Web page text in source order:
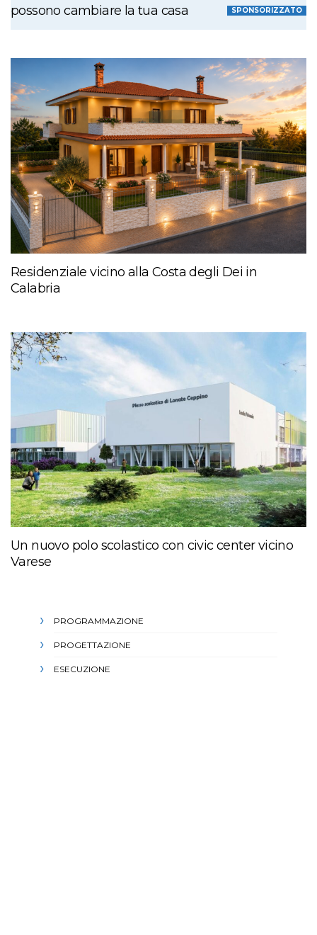
possono cambiare la tua casa
SPONSORIZZATO
Residenziale vicino alla Costa degli Dei in
Calabria
Un nuovo polo scolastico con civic center vicino
Varese
PROGRAMMAZIONE
PROGETTAZIONE
ESECUZIONE